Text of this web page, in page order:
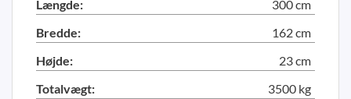
Længde:
300 cm
Bredde:
162 cm
Højde:
23 cm
Totalvægt:
3500 kg